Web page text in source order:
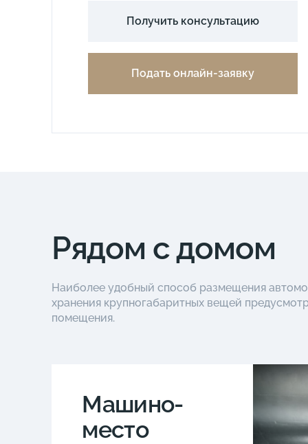
Получить консультацию
Подать онлайн-заявку
Рядом с домом
Наиболее удобный способ размещения
хранения крупногабаритных вещей
помещения.
Машино-
место